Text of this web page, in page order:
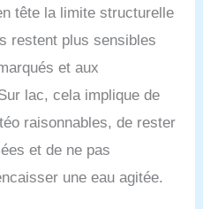
rivières et
fournir des
dans
de l'eau. C'est
une bonne
locales de
de vélos
tête la limite structurelle
restent plus sensibles
et aux
lac, cela implique de
raisonnables, de rester
et de ne pas
une eau agitée.